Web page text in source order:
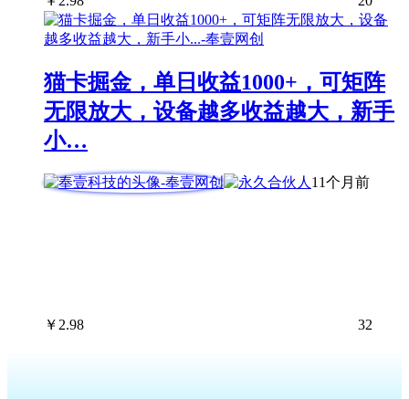
猫卡掘金，单日收益1000+，可矩阵
无限放大，设备越多收益越大，新手
小…
11个月前
￥ 2.98 32